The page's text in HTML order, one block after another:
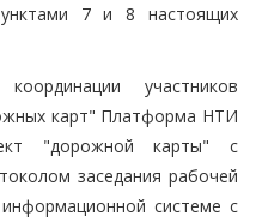
7 и 8 настоящих
участников
карт" Платформа НТИ
"дорожной карты" с
заседания рабочей
системе с